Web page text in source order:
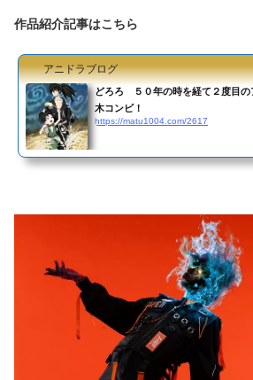
作品紹介記事はこちら
アニドラブログ
どろろ ５０年の時を経て２度目の
木コンビ！
https://matu1004.com/2617